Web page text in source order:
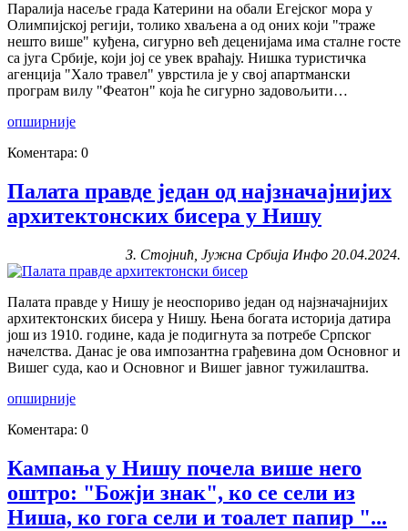
Паралија насеље града Катерини на обали Егејског мора у
Олимпијској регији, толико хваљена а од оних који "траже
нешто више" куђена, сигурно већ деценијама има сталне госте
са југа Србије, који јој се увек враћају. Нишка туристичка
агенција "Хало травел" уврстила је у свој апартмански
програм вилу "Феатон" која ће сигурно задовољити…
опширније
Коментара: 0
Палата правде један од најзначајнијих
архитектонских бисера у Нишу
З. Стојнић, Јужна Србија Инфо 20.04.2024.
Палата правде у Нишу је неоспориво један од најзначајнијих
архитектонских бисера у Нишу. Њена богата историја датира
још из 1910. године, када је подигнута за потребе Српског
начелства. Данас је ова импозантна грађевина дом Основног и
Вишег суда, као и Основног и Вишег јавног тужилаштва.
опширније
Коментара: 0
Кампања у Нишу почела више него
оштро: "Божји знак", ко се сели из
Ниша, ко гога сели и тоалет папир "...